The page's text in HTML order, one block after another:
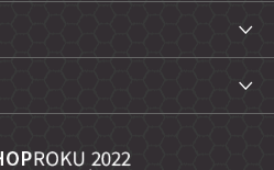
és reklamációk